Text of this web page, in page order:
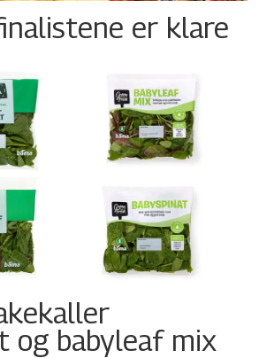
er klare
og babyleaf mix